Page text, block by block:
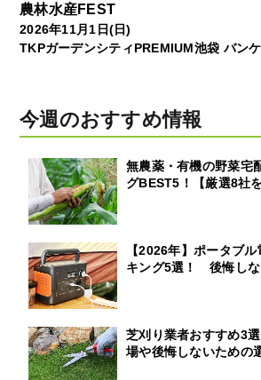
農林水産FEST
2026年11月1日(日)
TKPガーデンシティPREMIUM池袋 バン
今週のおすすめ情報
無農薬・有機の野菜宅
グBEST5！【厳選8社
【2026年】ポータブ
キング5選！ 後悔しな
芝刈り業者おすすめ3
場や後悔しないための